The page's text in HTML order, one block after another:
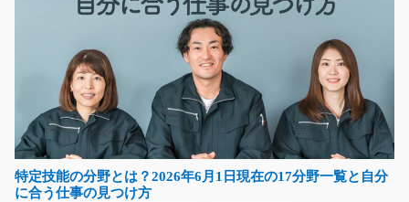
柔らかいアルミ部品のカンタン成形作業/i01_0039
【腰を据えて働きたい方におすすめ(^^)/】時給1500～
1875円！！自動車やバ…
長期（3ヶ月以上）
時給1500～1875円
三重県いなべ市
特定技能の分野とは？2026年6月1日現在の17分野一覧と自分
に合う仕事の見つけ方